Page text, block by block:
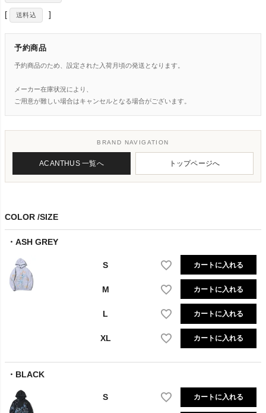
送料込
予約商品
予約商品のため、設定された入荷月頃の発送となります。
メーカー在庫状況により、
ご用意が難しい場合はキャンセルとなる場合がございます。
BRAND NAVIGATION
ACANTHUS 一覧へ トップページへ
COLOR SIZE
ASH GREY
S カートに入れる
M カートに入れる
L カートに入れる
XL カートに入れる
BLACK
S カートに入れる